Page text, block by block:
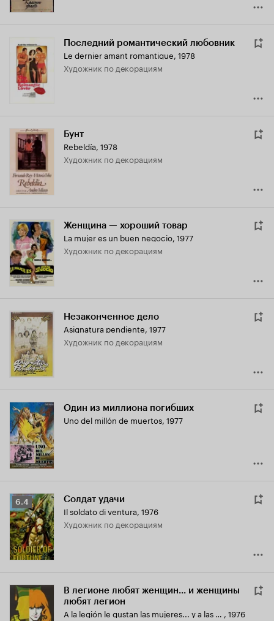
Последний романтический любовник
Le dernier amant romantique, 1978
Художник по декорациям
Бунт
Rebeldía, 1978
Художник по декорациям
Женщина — хороший товар
La mujer es un buen negocio, 1977
Художник по декорациям
Незаконченное дело
Asignatura pendiente, 1977
Художник по декорациям
Один из миллиона погибших
Uno del millón de muertos, 1977
Рейтинг
Кинопоиска
6.4
6.4 Солдат удачи
Il soldato di ventura, 1976
Художник по декорациям
В легионе любят женщин... и женщины
любят легион
A la legión le gustan las mujeres... y a las mujeres, les gusta la legión , 1976